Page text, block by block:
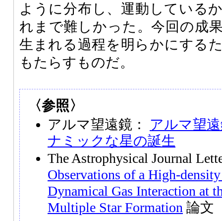
ように分布し、運動している
れまで難しかった。今回の成
生まれる過程を明らかにする
もたらすものだ。
〈参照〉
アルマ望遠鏡： アルマ望
ナミックな星の誕生
The Astrophysical Journal
Observations of a High-
Dynamical Gas Interaction at
Multiple Star Formation 論文